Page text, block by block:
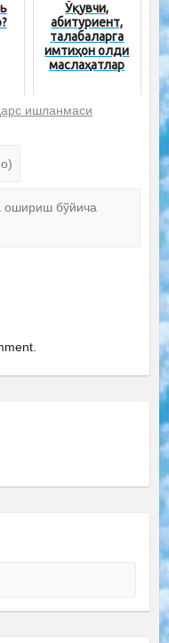
Ўқувчи,
абитуриент,
талабаларга
имтиҳон олди
маслаҳатлар
ишланмаси
ошириш бўйича